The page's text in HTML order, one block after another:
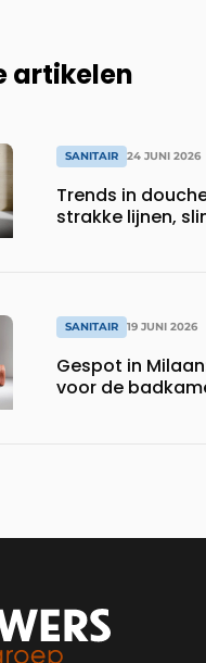
artikelen
SANITAIR 24 JUNI 2026
Trends in
strakke lijnen,
SANITAIR 19 JUNI 2026
Gespot in
voor de